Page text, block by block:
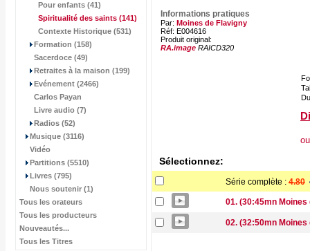
Pour enfants (41)
Spiritualité des saints (141)
Contexte Historique (531)
Formation (158)
Sacerdoce (49)
Retraites à la maison (199)
Evénement (2466)
Carlos Payan
Livre audio (7)
Radios (52)
Musique (3116)
Vidéo
Partitions (5510)
Livres (795)
Nous soutenir (1)
Tous les orateurs
Tous les producteurs
Nouveautés...
Tous les Titres
Informations pratiques
Par: Moines de Flavigny
Réf: E004616
Produit original:
RA.image RAICD320
Sélectionnez:
Série complète : 4.80
01. (30:45mn
02. (32:50mn